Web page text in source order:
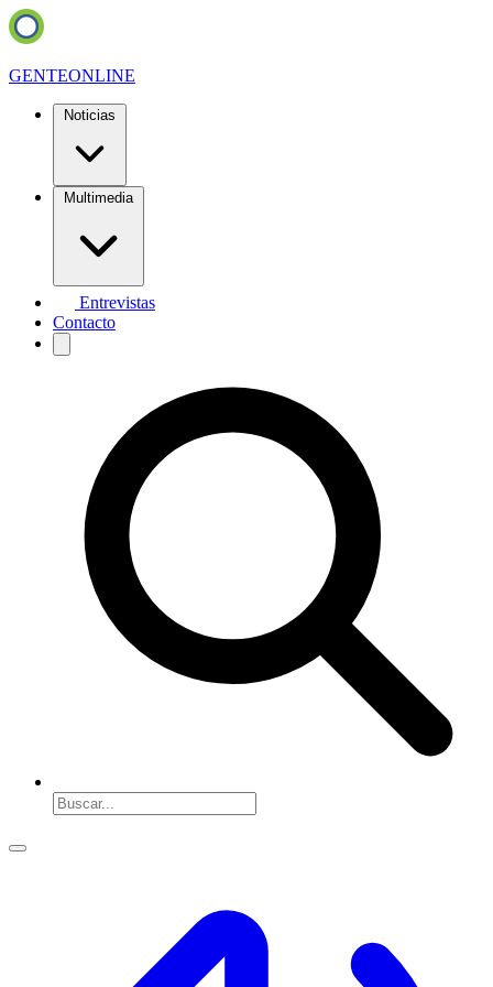
GENTEONLINE
Noticias
Multimedia
Entrevistas
Contacto